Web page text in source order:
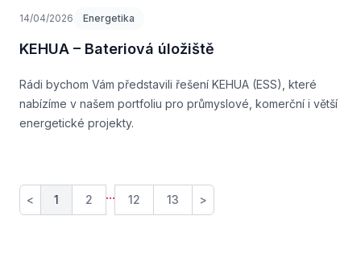
14/04/2026 Energetika
KEHUA – Bateriová úložiště
Rádi bychom Vám představili řešení KEHUA (ESS), které
nabízíme v našem portfoliu pro průmyslové, komerční i větší
energetické projekty.
< 1 2 ... 12 13 >